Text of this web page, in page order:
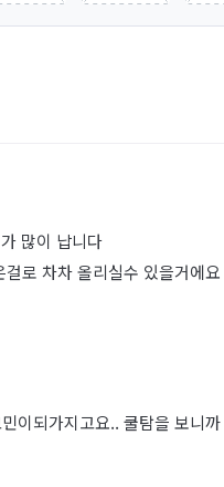
많이 납니다
로 차차 올리실수 있을거에요
이되가지고요.. 쿨탐을 보니